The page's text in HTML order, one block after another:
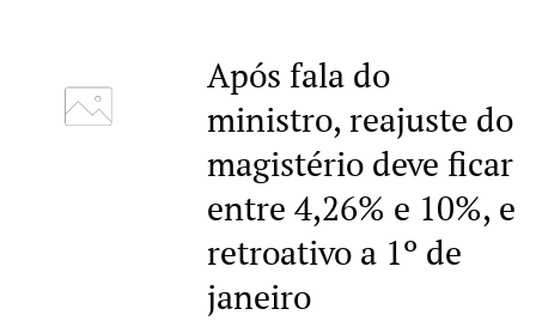
Após fala do
ministro, reajuste do
magistério deve ficar
entre 4,26% e 10%, e
retroativo a 1º de
janeiro